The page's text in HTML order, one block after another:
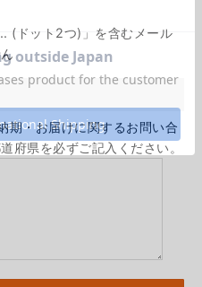
(ドット2つ)」を含むメール
期・お届けに関するお問い合
府県を必ずご記入ください。